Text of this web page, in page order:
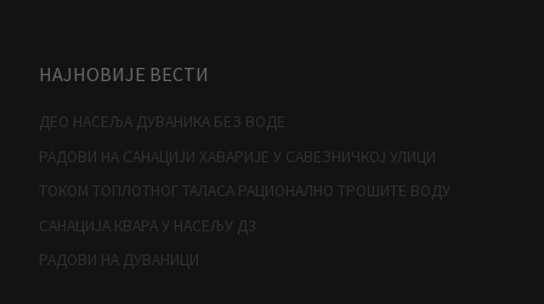
НАЈНОВИЈЕ ВЕСТИ
ДЕО НАСЕЉА ДУВАНИКА БЕЗ ВОДЕ
РАДОВИ НА САНАЦИЈИ ХАВАРИЈЕ У САВЕЗНИЧКОЈ УЛИЦИ
ТОКОМ ТОПЛОТНОГ ТАЛАСА РАЦИОНАЛНО ТРОШИТЕ ВОДУ
САНАЦИЈА КВАРА У НАСЕЉУ Д3
РАДОВИ НА ДУВАНИЦИ